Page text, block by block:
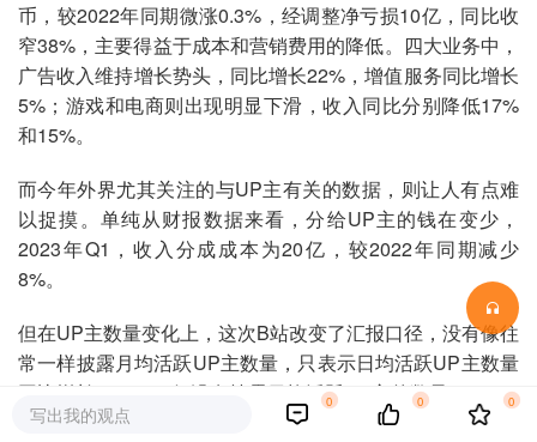
币，较2022年同期微涨0.3%，经调整净亏损10亿，同比收
窄38%，主要得益于成本和营销费用的降低。四大业务中，
广告收入维持增长势头，同比增长22%，增值服务同比增长
5%；游戏和电商则出现明显下滑，收入同比分别降低17%
和15%。
而今年外界尤其关注的与UP主有关的数据，则让人有点难
以捉摸。单纯从财报数据来看，分给UP主的钱在变少，
2023年Q1，收入分成成本为20亿，较2022年同期减少
8%。
但在UP主数量变化上，这次B站改变了汇报口径，没有像往
常一样披露月均活跃UP主数量，只表示日均活跃UP主数量
同比增长了42%，但没有披露日均活跃UP主的数量。
写出我的观点
0 0 0